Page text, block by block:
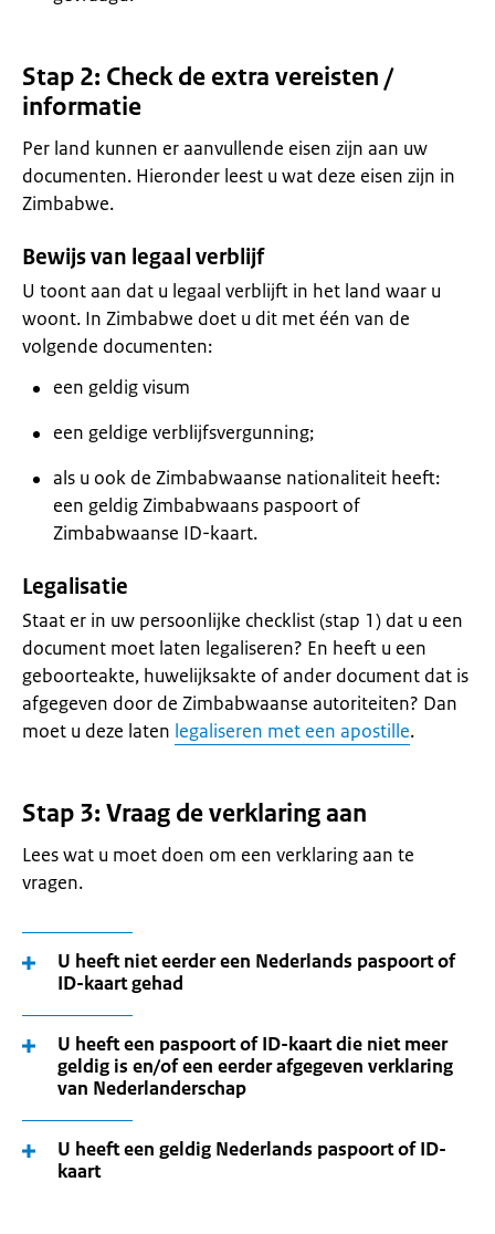
Stap 2: Check de extra vereisten /
informatie
Per land kunnen er aanvullende eisen zijn aan uw
documenten. Hieronder leest u wat deze eisen zijn in
Zimbabwe.
Bewijs van legaal verblijf
U toont aan dat u legaal verblijft in het land waar u
woont. In Zimbabwe doet u dit met één van de
volgende documenten:
een geldig visum
een geldige verblijfsvergunning;
als u ook de Zimbabwaanse nationaliteit heeft:
een geldig Zimbabwaans paspoort of
Zimbabwaanse ID-kaart.
Legalisatie
Staat er in uw persoonlijke checklist (stap 1) dat u een
document moet laten legaliseren? En heeft u een
geboorteakte, huwelijksakte of ander document dat is
afgegeven door de Zimbabwaanse autoriteiten? Dan
moet u deze laten legaliseren met een apostille.
Stap 3: Vraag de verklaring aan
Lees wat u moet doen om een verklaring aan te
vragen.
U heeft niet eerder een Nederlands paspoort of
ID-kaart gehad
U heeft een paspoort of ID-kaart die niet meer
geldig is en/of een eerder afgegeven verklaring
van Nederlanderschap
U heeft een geldig Nederlands paspoort of ID-
kaart